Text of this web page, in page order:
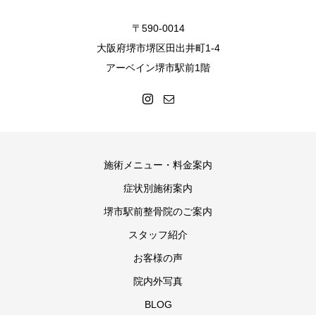
〒590-0014
大阪府堺市堺区田出井町1-4
アーベイン堺市駅前1階
施術メニュー・料金案内
症状別施術案内
堺市駅前整骨院のご案内
スタッフ紹介
お客様の声
院内外写真
BLOG